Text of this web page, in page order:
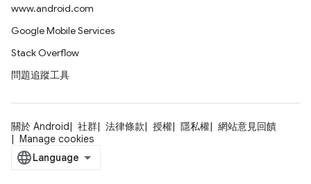
www.android.com
Google Mobile Services
Stack Overflow
問題追蹤工具
關於 Android 社群 法律條款 授權 隱私權
網站意見回饋
Manage cookies